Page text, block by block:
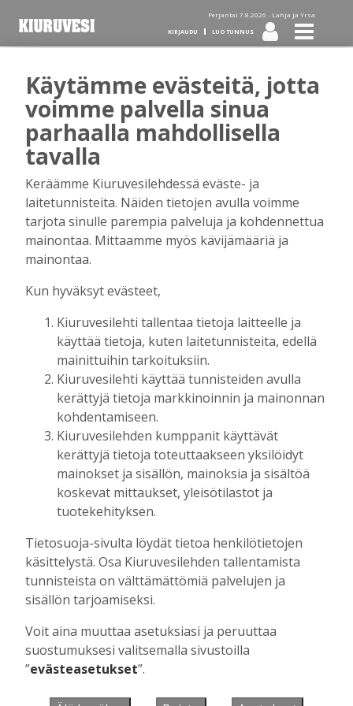
Perjantai 7.8.2026 - Lahja ja Yrsa
KIRJAUDU LUO TUNNUS
Tilaa Kiuruvesi-lehti diginä
tai kotiinkannettuna!
Kirjaudu
Sähköposti
Salasana
Muista minut
Unohtuiko salasana?
se tästä.
Käyntiosoite :
Kiuruvesi Lehti oy
Niemistenkatu 4
Kiuruvesi
Käytämme evästeitä, jotta
voimme palvella sinua
parhaalla mahdollisella
tavalla
Keräämme Kiuruvesilehdessä eväste- ja
laitetunnisteita. Näiden tietojen avulla voimme
tarjota sinulle parempia palveluja ja kohdennettua
mainontaa. Mittaamme myös kävijämääriä ja
mainontaa.
Kun hyväksyt evästeet,
Kiuruvesilehti tallentaa tietoja laitteelle ja
käyttää tietoja, kuten laitetunnisteita, edellä
mainittuihin tarkoituksiin.
Kiuruvesilehti käyttää tunnisteiden avulla
kerättyjä tietoja markkinoinnin ja mainonnan
kohdentamiseen.
Kiuruvesilehden kumppanit käyttävät
kerättyjä tietoja toteuttaakseen yksilöidyt
mainokset ja sisällön, mainoksia ja sisältöä
koskevat mittaukset, yleisötilastot ja
tuotekehityksen.
Tietosuoja-sivulta löydät tietoa henkilötietojen
käsittelystä. Osa Kiuruvesilehden tallentamista
tunnisteista on välttämättömiä palvelujen ja
sisällön tarjoamiseksi.
Voit aina muuttaa asetuksiasi ja peruuttaa
suostumuksesi valitsemalla sivustoilla
”evästeasetukset”.